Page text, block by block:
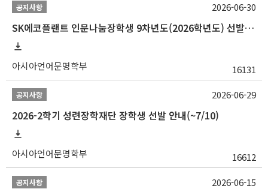
공지사항
SK에코플랜트 인문나눔장학생 9차년도(2026학년도) 선발 안내(~7/20)
아시아언어문명학부 16131
2026-06-30
공지사항
2026-2학기 성련장학재단 장학생 선발 안내(~7/10)
아시아언어문명학부 16612
2026-06-29
공지사항 2026-06-15